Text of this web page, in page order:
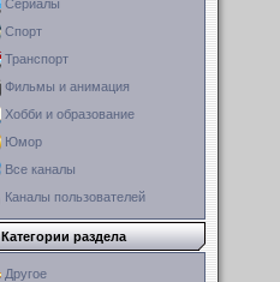
Сериалы
Спорт
Транспорт
Фильмы и анимация
Хобби и образование
Юмор
Все каналы
Каналы пользователей
Категории раздела
Другое